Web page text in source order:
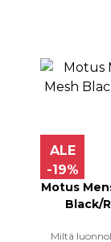
ALE
-19%
Motus
Black/
Miltä